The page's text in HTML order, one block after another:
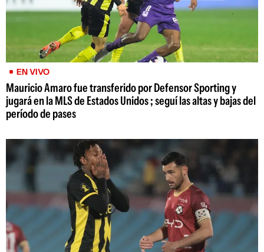
EN VIVO
Mauricio Amaro fue transferido por Defensor Sporting y
jugará en la MLS de Estados Unidos ; seguí las altas y bajas del
período de pases